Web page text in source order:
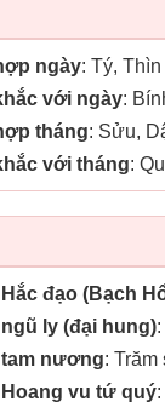
ngày: Tý, Thìn
với ngày:
tháng: Sửu,
với tháng:
đạo (Bạch
ngũ ly (đại hung)
tam nương: Trăm
Hoang vu tứ quý